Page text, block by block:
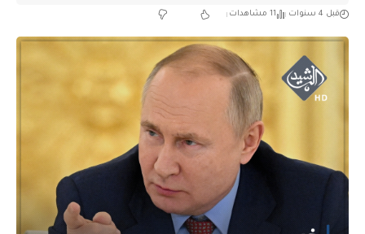
قبل 4 سنوات 11 مشاهدات